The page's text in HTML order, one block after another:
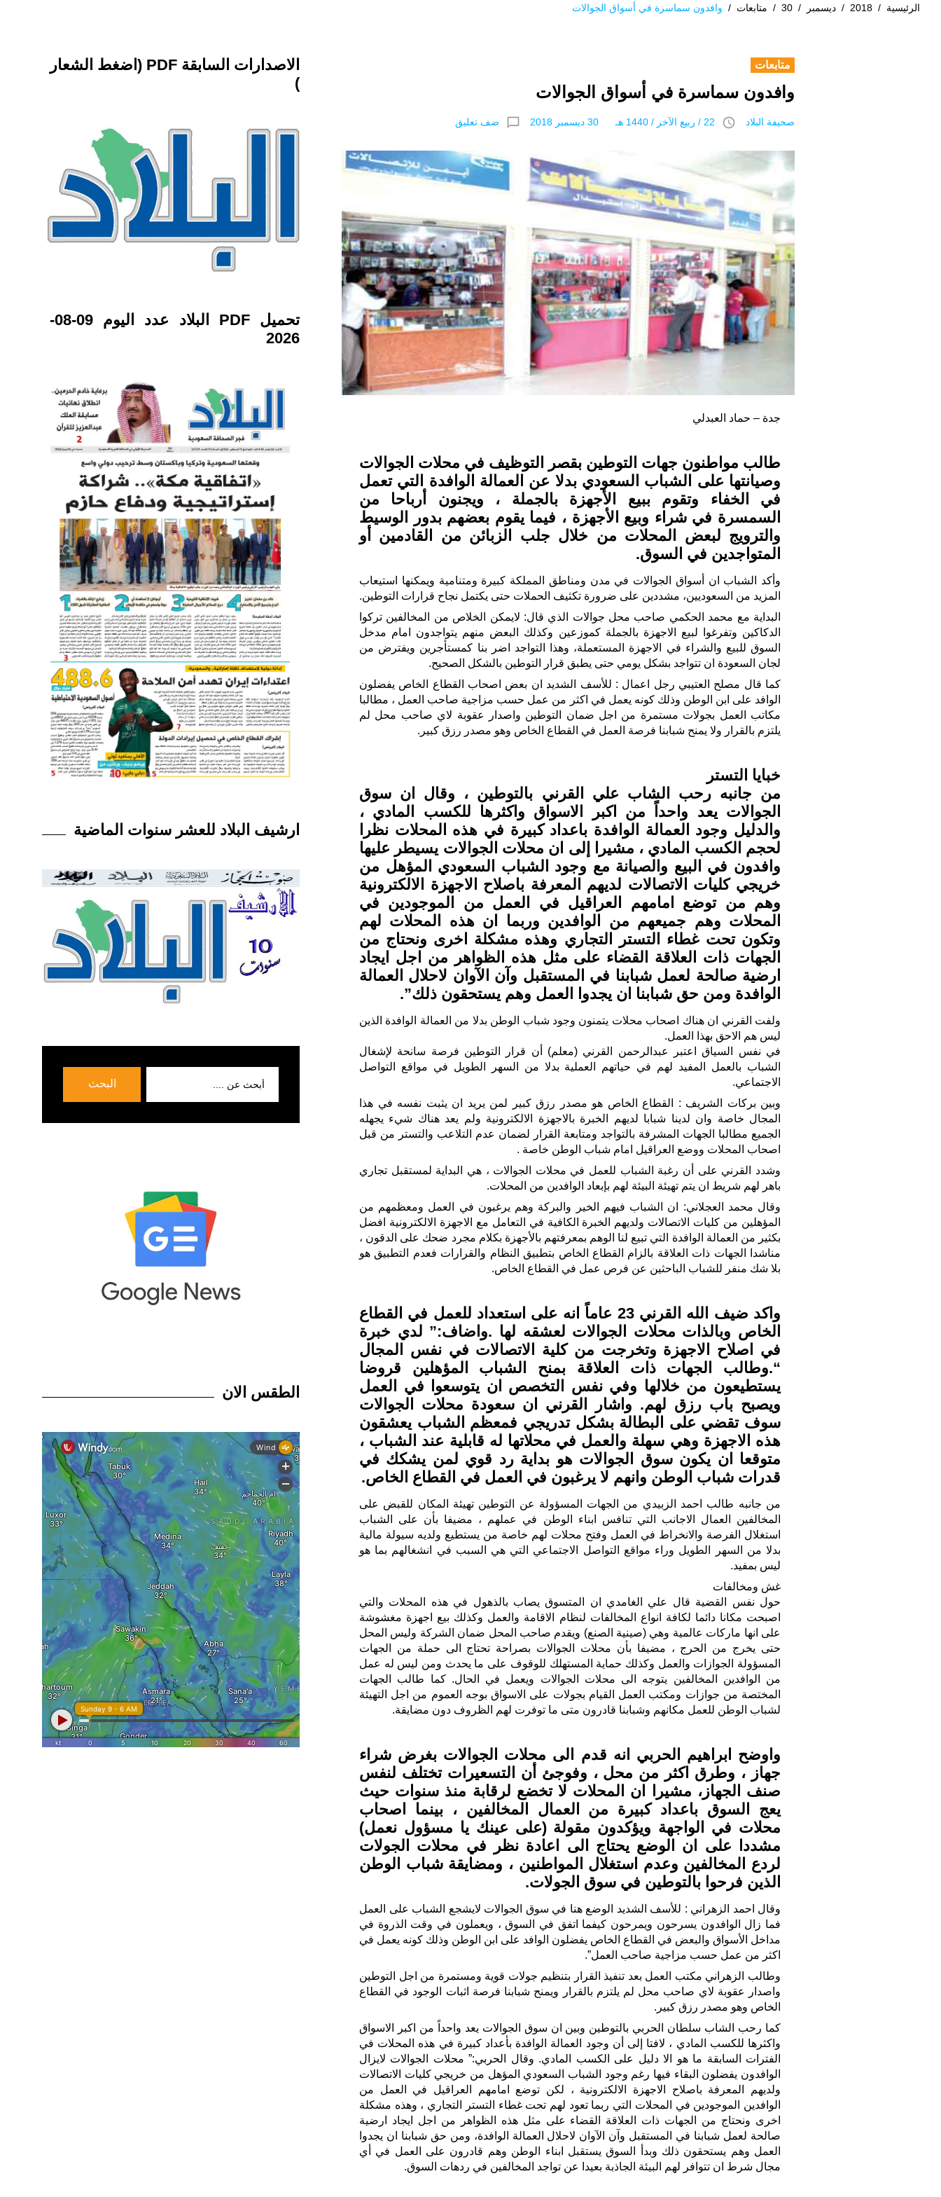
الرئيسية /
2018
/ ديسمبر /
30
/ متابعات / وافدون سماسرة في أسواق الجوالات
متابعات
وافدون سماسرة في أسواق الجوالات
صحيفة البلاد access_time 22 / ربيع الآخر / 1440 هـ 30 ديسمبر 2018 chat_bubble_outline ضف تعليق
جدة – حماد العبدلي
طالب مواطنون جهات التوطين بقصر التوظيف في محلات الجوالات
وصيانتها على الشباب السعودي بدلا عن العمالة الوافدة التي تعمل
في الخفاء وتقوم ببيع الأجهزة بالجملة ، ويجنون أرباحا من
السمسرة في شراء وبيع الأجهزة ، فيما يقوم بعضهم بدور الوسيط
والترويج لبعض المحلات من خلال جلب الزبائن من القادمين أو
المتواجدين في السوق.
وأكد الشباب ان أسواق الجوالات في مدن ومناطق المملكة كبيرة ومتنامية ويمكنها استيعاب
المزيد من السعوديين، مشددين على ضرورة تكثيف الحملات حتى يكتمل نجاح قرارات التوطين.
البداية مع محمد الحكمي صاحب محل جوالات الذي قال: لايمكن الخلاص من المخالفين تركوا
الدكاكين وتفرغوا لبيع الاجهزة بالجملة كموزعين وكذلك البعض منهم يتواجدون امام مدخل
السوق للبيع والشراء في الاجهزة المستعملة، وهذا التواجد اضر بنا كمستأجرين ويفترض من
لجان السعودة ان تتواجد بشكل يومي حتى يطبق قرار التوطين بالشكل الصحيح.
كما قال مصلح العتيبي رجل اعمال : للأسف الشديد ان بعض اصحاب القطاع الخاص يفضلون
الوافد على ابن الوطن وذلك كونه يعمل في اكثر من عمل حسب مزاجية صاحب العمل ، مطالبا
مكاتب العمل بجولات مستمرة من اجل ضمان التوطين واصدار عقوبة لاي صاحب محل لم
يلتزم بالقرار ولا يمنح شبابنا فرصة العمل في القطاع الخاص وهو مصدر رزق كبير.
خبايا التستر
من جانبه رحب الشاب علي القرني بالتوطين ، وقال ان سوق
الجوالات يعد واحداً من اكبر الاسواق واكثرها للكسب المادي ،
والدليل وجود العمالة الوافدة باعداد كبيرة في هذه المحلات نظرا
لحجم الكسب المادي ، مشيرا إلى ان محلات الجوالات يسيطر عليها
وافدون في البيع والصيانة مع وجود الشباب السعودي المؤهل من
خريجي كليات الاتصالات لديهم المعرفة باصلاح الاجهزة الالكترونية
وهم من توضع امامهم العراقيل في العمل من الموجودين في
المحلات وهم جميعهم من الوافدين وربما ان هذه المحلات لهم
وتكون تحت غطاء التستر التجاري وهذه مشكلة اخرى ونحتاج من
الجهات ذات العلاقة القضاء على مثل هذه الظواهر من اجل ايجاد
ارضية صالحة لعمل شبابنا في المستقبل وآن الآوان لاحلال العمالة
الوافدة ومن حق شبابنا ان يجدوا العمل وهم يستحقون ذلك”.
ولفت القرني ان هناك اصحاب محلات يتمنون وجود شباب الوطن بدلا من العمالة الوافدة الذين
ليس هم الاحق بهذا العمل.
في نفس السياق اعتبر عبدالرحمن القرني (معلم) أن قرار التوطين فرصة سانحة لإشغال
الشباب بالعمل المفيد لهم في حياتهم العملية بدلا من السهر الطويل في مواقع التواصل
الاجتماعي.
وبين بركات الشريف : القطاع الخاص هو مصدر رزق كبير لمن يريد ان يثبت نفسه في هذا
المجال خاصة وان لدينا شبابا لديهم الخبرة بالاجهزة الالكترونية ولم يعد هناك شيء يجهله
الجميع مطالبا الجهات المشرفة بالتواجد ومتابعة القرار لضمان عدم التلاعب والتستر من قبل
اصحاب المحلات ووضع العراقيل امام شباب الوطن خاصة .
وشدد القرني على أن رغبة الشباب للعمل في محلات الجوالات ، هي البداية لمستقبل تجاري
باهر لهم شريط ان يتم تهيئة البيئة لهم بإبعاد الوافدين من المحلات.
وقال محمد العجلاني: ان الشباب فيهم الخير والبركة وهم يرغبون في العمل ومعظمهم من
المؤهلين من كليات الاتصالات ولديهم الخبرة الكافية في التعامل مع الاجهزة الالكترونية افضل
بكثير من العمالة الوافدة التي تبيع لنا الوهم بمعرفتهم بالأجهزة بكلام مجرد ضحك على الدقون ،
مناشدا الجهات ذات العلاقة بالزام القطاع الخاص بتطبيق النظام والقرارات فعدم التطبيق هو
بلا شك منفر للشباب الباحثين عن فرص عمل في القطاع الخاص.
واكد ضيف الله القرني 23 عاماً انه على استعداد للعمل في القطاع
الخاص وبالذات محلات الجوالات لعشقه لها .واضاف:” لدي خبرة
في اصلاح الاجهزة وتخرجت من كلية الاتصالات في نفس المجال
“.وطالب الجهات ذات العلاقة بمنح الشباب المؤهلين قروضا
يستطيعون من خلالها وفي نفس التخصص ان يتوسعوا في العمل
ويصبح باب رزق لهم. واشار القرني ان سعودة محلات الجوالات
سوف تقضي على البطالة بشكل تدريجي فمعظم الشباب يعشقون
هذه الاجهزة وهي سهلة والعمل في محلاتها له قابلية عند الشباب ،
متوقعا ان يكون سوق الجوالات هو بداية رد قوي لمن يشكك في
قدرات شباب الوطن وانهم لا يرغبون في العمل في القطاع الخاص.
من جانبه طالب احمد الزبيدي من الجهات المسؤولة عن التوطين تهيئة المكان للقبض على
المخالفين العمال الاجانب التي تنافس ابناء الوطن في عملهم ، مضيفا بأن على الشباب
استغلال الفرصة والانخراط في العمل وفتح محلات لهم خاصة من يستطيع ولديه سيولة مالية
بدلا من السهر الطويل وراء مواقع التواصل الاجتماعي التي هي السبب في انشغالهم بما هو
ليس بمفيد.
غش ومخالفات
حول نفس القضية قال علي الغامدي ان المتسوق يصاب بالذهول في هذه المحلات والتي
اصبحت مكانا دائما لكافة انواع المخالفات لنظام الاقامة والعمل وكذلك بيع اجهزة مغشوشة
على انها ماركات عالمية وهي (صينية الصنع) ويقدم صاحب المحل ضمان الشركة وليس المحل
حتى يخرج من الحرج ، مضيفا بأن محلات الجوالات بصراحة تحتاج الى حملة من الجهات
المسؤولة الجوازات والعمل وكذلك حماية المستهلك للوقوف على ما يحدث ومن ليس له عمل
من الوافدين المخالفين يتوجه الى محلات الجوالات ويعمل في الحال. كما طالب الجهات
المختصة من جوازات ومكتب العمل القيام بجولات على الاسواق بوجه العموم من اجل التهيئة
لشباب الوطن للعمل مكانهم وشبابنا قادرون متى ما توفرت لهم الظروف دون مضايقة.
واوضح ابراهيم الحربي انه قدم الى محلات الجوالات بغرض شراء
جهاز ، وطرق اكثر من محل ، وفوجئ أن التسعيرات تختلف لنفس
صنف الجهاز، مشيرا ان المحلات لا تخضع لرقابة منذ سنوات حيث
يعج السوق باعداد كبيرة من العمال المخالفين ، بينما اصحاب
محلات في الواجهة ويؤكدون مقولة (على عينك يا مسؤول نعمل)
مشددا على ان الوضع يحتاج الى اعادة نظر في محلات الجولات
لردع المخالفين وعدم استغلال المواطنين ، ومضايقة شباب الوطن
الذين فرحوا بالتوطين في سوق الجولات.
وقال احمد الزهراني : للأسف الشديد الوضع هنا في سوق الجوالات لايشجع الشباب على العمل
فما زال الوافدون يسرحون ويمرحون كيفما اتفق في السوق ، ويعملون في وقت الذروة في
مداخل الأسواق والبعض في القطاع الخاص يفضلون الوافد على ابن الوطن وذلك كونه يعمل في
اكثر من عمل حسب مزاجية صاحب العمل”.
وطالب الزهراني مكتب العمل بعد تنفيذ القرار بتنظيم جولات قوية ومستمرة من اجل التوطين
واصدار عقوبة لاي صاحب محل لم يلتزم بالقرار ويمنح شبابنا فرصة اثبات الوجود في القطاع
الخاص وهو مصدر رزق كبير.
كما رحب الشاب سلطان الحربي بالتوطين وبين ان سوق الجوالات يعد واحداً من اكبر الاسواق
واكثرها للكسب المادي ، لافتا إلى أن وجود العمالة الوافدة بأعداد كبيرة في هذه المحلات في
الفترات السابقة ما هو الا دليل على الكسب المادي. وقال الحربي:” محلات الجوالات لايزال
الوافدون يفضلون البقاء فيها رغم وجود الشباب السعودي المؤهل من خريجي كليات الاتصالات
ولديهم المعرفة باصلاح الاجهزة الالكترونية ، لكن توضع امامهم العراقيل في العمل من
الوافدين الموجودين في المحلات التي ربما تعود لهم تحت غطاء التستر التجاري ، وهذه مشكلة
اخرى ونحتاج من الجهات ذات العلاقة القضاء على مثل هذه الظواهر من اجل ايجاد ارضية
صالحة لعمل شبابنا في المستقبل وآن الآوان لاحلال العمالة الوافدة، ومن حق شبابنا ان يجدوا
العمل وهم يستحقون ذلك وبدأ السوق يستقبل ابناء الوطن وهم قادرون على العمل في أي
مجال شرط ان تتوافر لهم البيئة الجاذبة بعيدا عن تواجد المخالفين في ردهات السوق.
الاصدارات السابقة PDF (اضغط الشعار
)
تحميل PDF البلاد عدد اليوم 09-08-
2026
ارشيف البلاد للعشر سنوات الماضية
البحث
الطقس الان